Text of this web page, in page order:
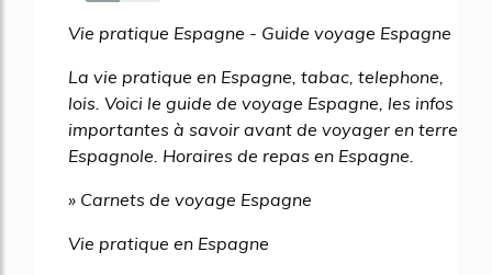
45%
Vie pratique Espagne - Guide voyage Espagne
La vie pratique en Espagne, tabac, telephone,
lois. Voici le guide de voyage Espagne, les infos
importantes à savoir avant de voyager en terre
Espagnole. Horaires de repas en Espagne.
» Carnets de voyage Espagne
Vie pratique en Espagne